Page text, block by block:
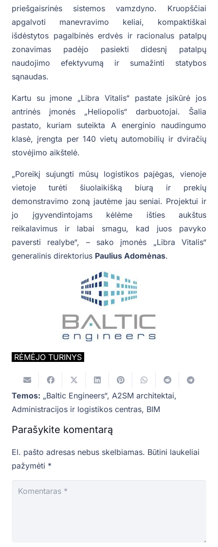
priešgaisrinės sistemos vamzdyno. Kruopščiai
apgalvoti manevravimo keliai, kompaktiškai
išdėstytos pagalbinės erdvės ir racionalus patalpų
zonavimas padėjo pasiekti didesnį patalpų
naudojimo efektyvumą ir sumažinti statybos
sąnaudas.
Kartu su įmone „Libra Vitalis“ pastate įsikūrė jos
antrinės įmonės „Heliopolis“ darbuotojai. Šalia
pastato, kuriam suteikta A energinio naudingumo
klasė, įrengta per 140 vietų automobilių ir dviračių
stovėjimo aikštelė.
„Poreikį sujungti mūsų logistikos pajėgas, vienoje
vietoje turėti šiuolaikišką biurą ir prekių
demonstravimo zoną jautėme jau seniai. Projektui ir
jo įgyvendintojams kėlėme išties aukštus
reikalavimus ir labai smagu, kad juos pavyko
paversti realybe“, – sako įmonės „Libra Vitalis“
generalinis direktorius Paulius Adomėnas.
RĖMĖJO TURINYS
Temos: „Baltic Engineers“, A2SM architektai,
Administracijos ir logistikos centras, BIM
Parašykite komentarą
El. pašto adresas nebus skelbiamas. Būtini laukeliai
pažymėti *